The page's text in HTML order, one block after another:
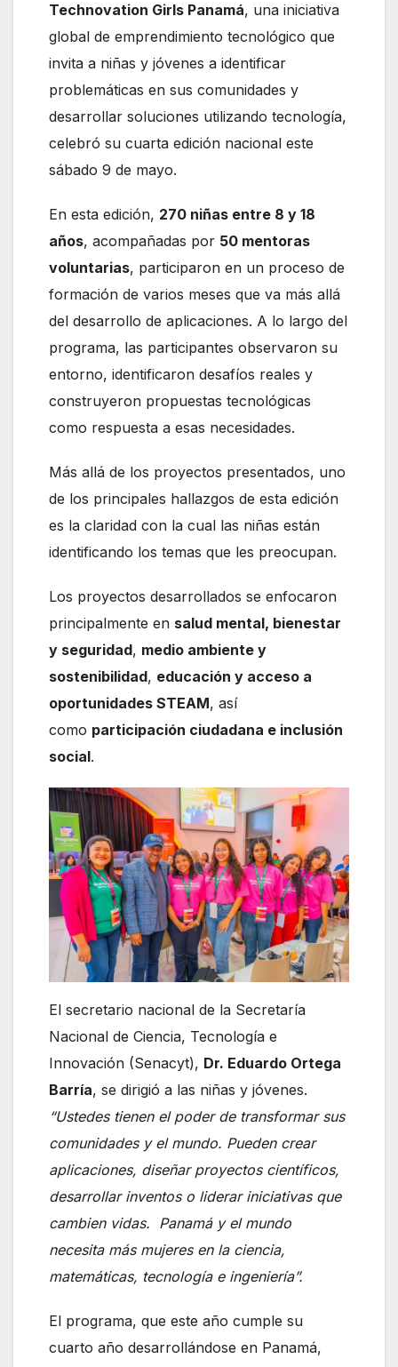
Technovation Girls Panamá, una iniciativa
global de emprendimiento tecnológico que
invita a niñas y jóvenes a identificar
problemáticas en sus comunidades y
desarrollar soluciones utilizando tecnología,
celebró su cuarta edición nacional este
sábado 9 de mayo.
En esta edición, 270 niñas entre 8 y 18
años, acompañadas por 50 mentoras
voluntarias, participaron en un proceso de
formación de varios meses que va más allá
del desarrollo de aplicaciones. A lo largo del
programa, las participantes observaron su
entorno, identificaron desafíos reales y
construyeron propuestas tecnológicas
como respuesta a esas necesidades.
Más allá de los proyectos presentados, uno
de los principales hallazgos de esta edición
es la claridad con la cual las niñas están
identificando los temas que les preocupan.
Los proyectos desarrollados se enfocaron
principalmente en salud mental, bienestar
y seguridad, medio ambiente y
sostenibilidad, educación y acceso a
oportunidades STEAM, así
como participación ciudadana e inclusión
social.
El secretario nacional de la Secretaría
Nacional de Ciencia, Tecnología e
Innovación (Senacyt), Dr. Eduardo Ortega
Barría, se dirigió a las niñas y jóvenes.
“Ustedes tienen el poder de transformar sus
comunidades y el mundo. Pueden crear
aplicaciones, diseñar proyectos científicos,
desarrollar inventos o liderar iniciativas que
cambien vidas. Panamá y el mundo
necesita más mujeres en la ciencia,
matemáticas, tecnología e ingeniería”.
El programa, que este año cumple su
cuarto año desarrollándose en Panamá,